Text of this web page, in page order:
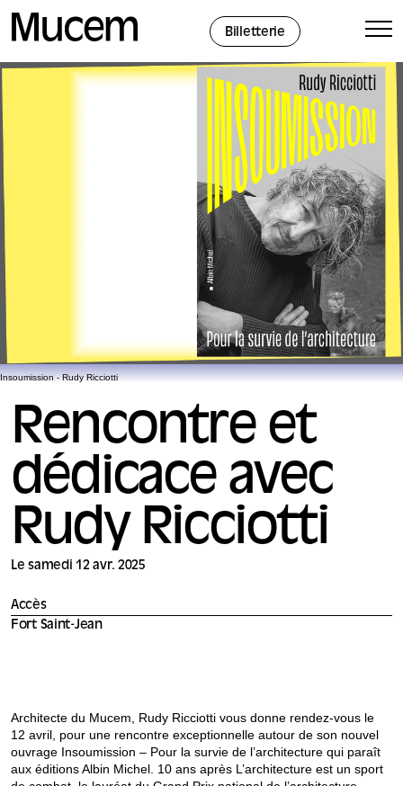
Billetterie
Insoumission - Rudy Ricciotti
Rencontre et
dédicace avec
Rudy Ricciotti
Le samedi 12 avr. 2025
Accès
Fort Saint-Jean
Architecte du Mucem, Rudy Ricciotti vous donne rendez-vous le
12 avril, pour une rencontre exceptionnelle autour de son nouvel
ouvrage Insoumission – Pour la survie de l’architecture qui paraît
aux éditions Albin Michel. 10 ans après L’architecture est un sport